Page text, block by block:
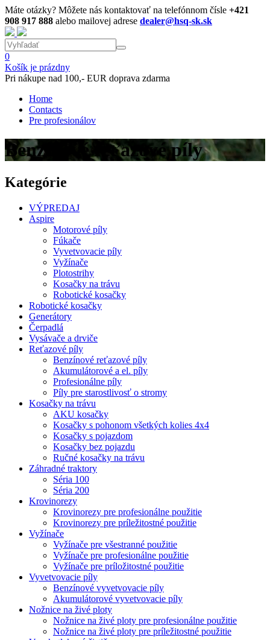
Máte otázky? Môžete nás kontaktovať na telefónnom čísle +421
908 917 888 alebo mailovej adrese dealer@hsq-sk.sk
0
Košík je prázdny
Pri nákupe nad 100,- EUR doprava zdarma
Home
Contacts
Pre profesionálov
Benzínové reťazové píly
Kategórie
VÝPREDAJ
Aspire
Motorové píly
Fúkače
Vyvetvovacie píly
Vyžínače
Plotostrihy
Kosačky na trávu
Robotické kosačky
Robotické kosačky
Generátory
Čerpadlá
Vysávače a drviče
Reťazové píly
Benzínové reťazové píly
Akumulátorové a el. píly
Profesionálne píly
Píly pre starostlivosť o stromy
Kosačky na trávu
AKU kosačky
Kosačky s pohonom všetkých kolies 4x4
Kosačky s pojazdom
Kosačky bez pojazdu
Ručné kosačky na trávu
Záhradné traktory
Séria 100
Séria 200
Krovinorezy
Krovinorezy pre profesionálne použitie
Krovinorezy pre príležitostné použitie
Vyžínače
Vyžínače pre všestranné použitie
Vyžínače pre profesionálne použitie
Vyžínače pre príložitostné použitie
Vyvetvovacie píly
Benzínové vyvetvovacie píly
Akumulátorové vyvetvovacie píly
Nožnice na živé ploty
Nožnice na živé ploty pre profesionálne použitie
Nožnice na živé ploty pre príležitostné použitie